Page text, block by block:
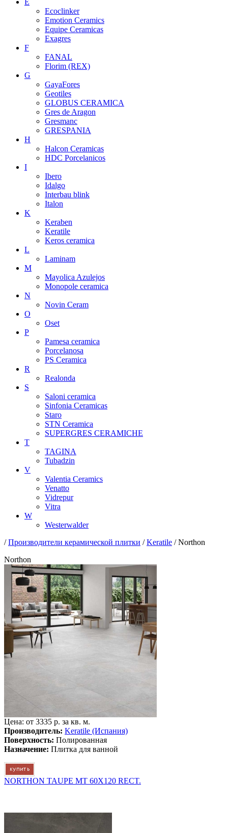
E
Ecoclinker
Emotion Ceramics
Equipe Ceramicas
Exagres
F
FANAL
Florim (REX)
G
GayaFores
Geotiles
GLOBUS CERAMICA
Gres de Aragon
Gresmanc
GRESPANIA
H
Halcon Ceramicas
HDC Porcelanicos
I
Ibero
Idalgo
Interbau blink
Italon
K
Keraben
Keratile
Keros ceramica
L
Laminam
M
Mayolica Azulejos
Monopole ceramica
N
Novin Ceram
O
Oset
P
Pamesa ceramica
Porcelanosa
PS Ceramica
R
Realonda
S
Saloni ceramica
Sinfonia Ceramicas
Staro
STN Ceramica
SUPERGRES CERAMICHE
T
TAGINA
Tubadzin
V
Valentia Ceramics
Venatto
Vidrepur
Vitra
W
Westerwalder
/Производители керамической плитки /Keratile / Northon
Northon
Цена: от 3335 р. за кв. м.
Производитель: Keratile (Испания)
Поверхность: Полированная
Назначение: Плитка для ванной
NORTHON TAUPE MT 60X120 RECT.